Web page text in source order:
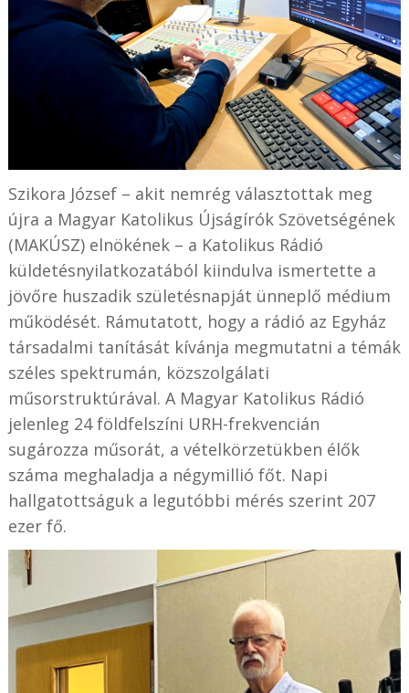
Szikora József – akit nemrég választottak meg
újra a Magyar Katolikus Újságírók Szövetségének
(MAKÚSZ) elnökének – a Katolikus Rádió
küldetésnyilatkozatából kiindulva ismertette a
jövőre huszadik születésnapját ünneplő médium
működését. Rámutatott, hogy a rádió az Egyház
társadalmi tanítását kívánja megmutatni a témák
széles spektrumán, közszolgálati
műsorstruktúrával. A Magyar Katolikus Rádió
jelenleg 24 földfelszíni URH-frekvencián
sugározza műsorát, a vételkörzetükben élők
száma meghaladja a négymillió főt. Napi
hallgatottságuk a legutóbbi mérés szerint 207
ezer fő.